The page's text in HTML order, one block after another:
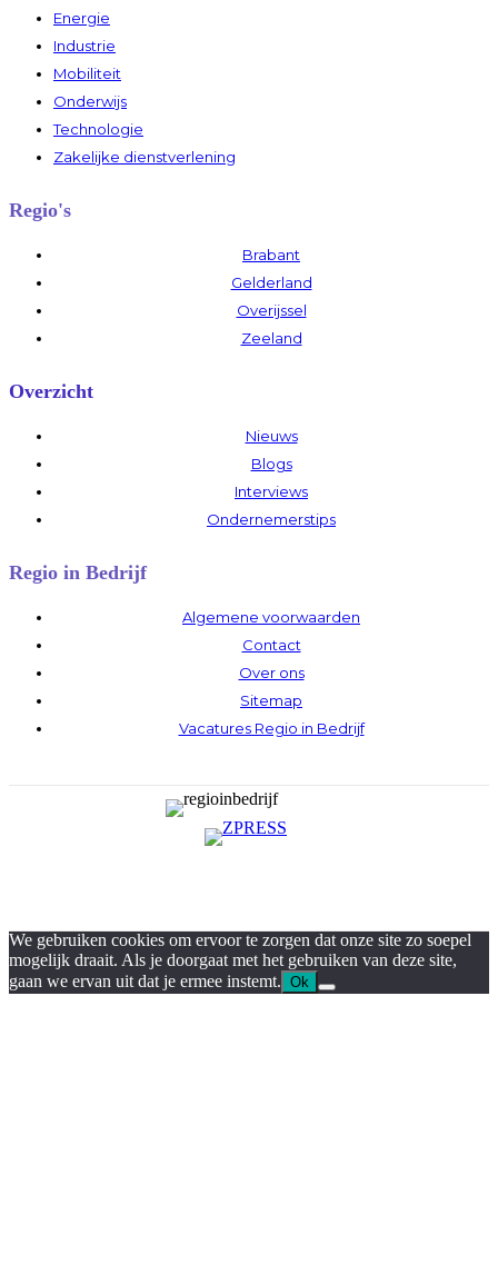
Energie
Industrie
Mobiliteit
Onderwijs
Technologie
Zakelijke dienstverlening
Regio's
Brabant
Gelderland
Overijssel
Zeeland
Overzicht
Nieuws
Blogs
Interviews
Ondernemerstips
Regio in Bedrijf
Algemene voorwaarden
Contact
Over ons
Sitemap
Vacatures Regio in Bedrijf
We gebruiken cookies om ervoor te zorgen dat onze site zo soepel
mogelijk draait. Als je doorgaat met het gebruiken van deze site,
gaan we ervan uit dat je ermee instemt. Ok